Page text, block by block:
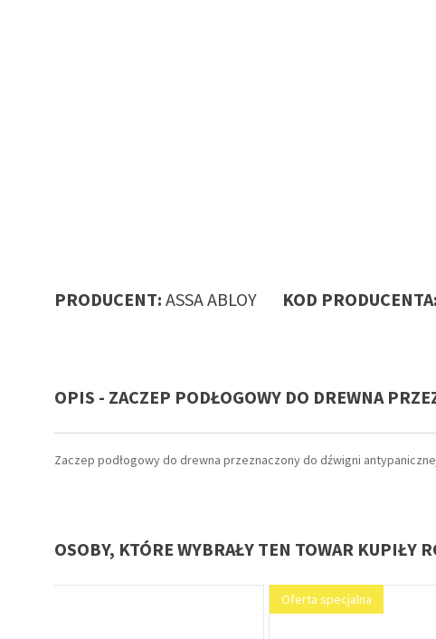
PRODUCENT: ASSA ABLOY KOD PRODUCENTA:
OPIS - ZACZEP PODŁOGOWY DO DREWNA
Zaczep podłogowy do drewna przeznaczony do dźwigni
OSOBY, KTÓRE WYBRAŁY TEN TOWAR KUPIŁY